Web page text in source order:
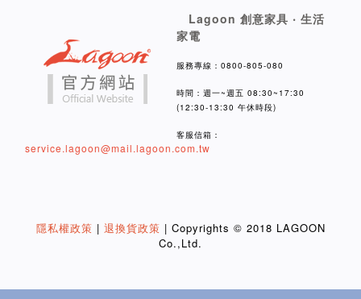
Lagoon 創意家具 ‧ 生活
家電
服務專線：0800-805-080
時間：週一~週五 08:30~17:30
(12:30-13:30 午休時段)
客服信箱：
service.lagoon@mail.lagoon.com.tw
隱私權政策 | 退換貨政策 | Copyrights © 2018 LAGOON
Co.,Ltd.